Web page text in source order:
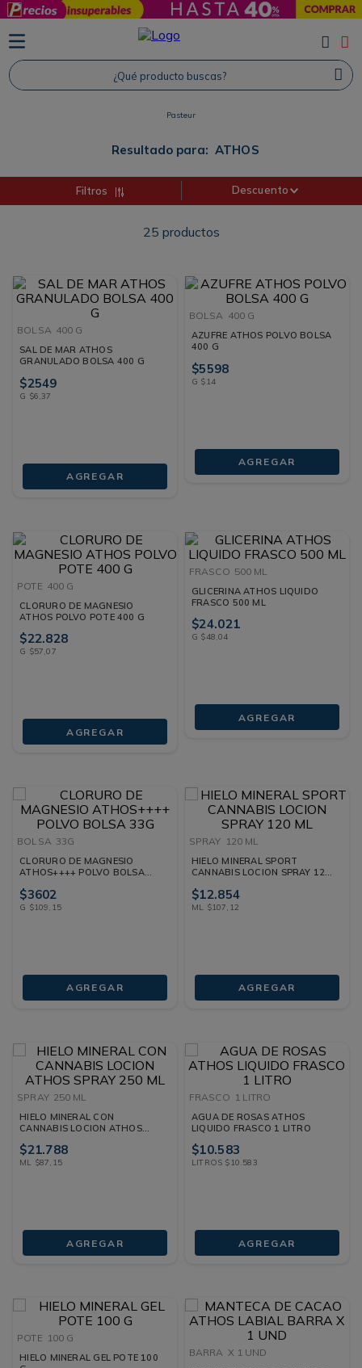
¿Qué producto buscas?
Pasteur
Resultado para: ATHOS
Filtros Descuento
25 productos
BOLSA 400 G
SAL DE MAR ATHOS
GRANULADO BOLSA 400 G
$2549
G $6 37
AGREGAR
BOLSA 400 G
AZUFRE ATHOS POLVO BOLSA
400 G
$5598
G $14
AGREGAR
POTE 400 G
CLORURO DE MAGNESIO
ATHOS POLVO POTE 400 G
$22.828
G $57,07
AGREGAR
FRASCO 500 ML
GLICERINA ATHOS LIQUIDO
FRASCO 500 ML
$24.021
G $48,04
AGREGAR
BOLSA 33G
CLORURO DE MAGNESIO
ATHOS++++ POLVO BOLSA
$3602
G $109, 15
AGREGAR
SPRAY 120 ML
HIELO MINERAL SPORT
CANNABIS LOCION SPRAY 120
$12.854
ML $107, 12
AGREGAR
SPRAY 250 ML
HIELO MINERAL CON
CANNABIS LOCION ATHOS
$21.788
ML $87, 15
AGREGAR
FRASCO 1 LITRO
AGUA DE ROSAS ATHOS
LIQUIDO FRASCO 1 LITRO
$10.583
LITROS $10.583
AGREGAR
POTE 100 G
HIELO MINERAL GEL POTE 100
BARRA X 1 UND
TÉRMINOS MÁS BUSCADOS
1. Protector Solar
2. Shampoo